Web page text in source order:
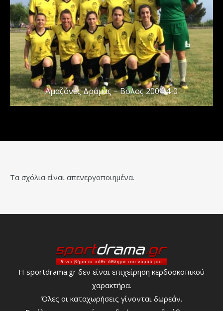
Αμαζόνες Δράμας – Βόλος 2004 4-0
Τα σχόλια είναι απενεργοποιημένα.
Η sportdrama.gr δεν είναι επιχείρηση κερδοσκοπικού
χαρακτήρα.
Όλες οι καταχωρήσεις γίνονται δωρεάν.